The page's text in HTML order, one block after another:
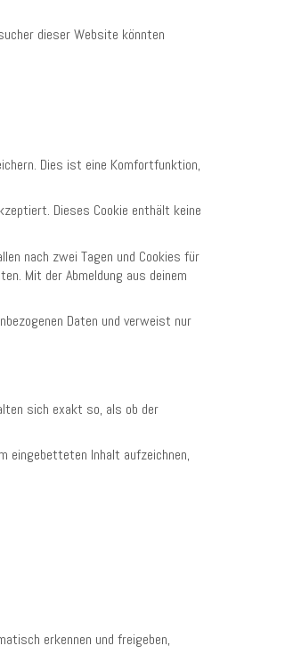
dieser Website könnten
Dies ist eine Komfortfunktion,
Dieses Cookie enthält keine
nach zwei Tagen und Cookies für
Mit der Abmeldung aus deinem
Daten und verweist nur
sich exakt so, als ob der
eingebetteten Inhalt aufzeichnen,
erkennen und freigeben,